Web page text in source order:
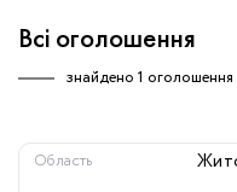
Всі оголошення
знайдено 1 оголошення
Область